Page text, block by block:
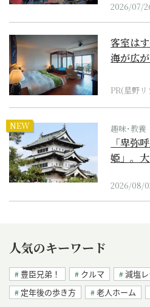
2026/07/
客室は
海が広
PR(星野
NEW 趣味･教養
「卑弥
姫」。
2026/08/
人気のキーワード
豊臣兄弟！ クルマ 減塩
定年後の歩き方
老人ホーム